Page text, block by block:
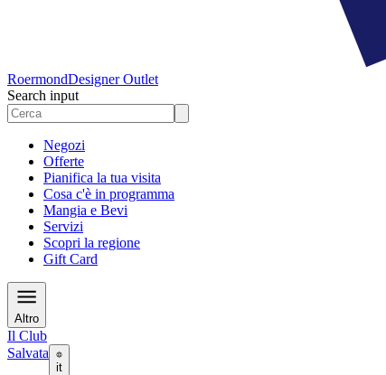
RoermondDesigner Outlet
Search input
Negozi
Offerte
Pianifica la tua visita
Cosa c'è in programma
Mangia e Bevi
Servizi
Scopri la regione
Gift Card
Altro
Il Club
Salvata
it